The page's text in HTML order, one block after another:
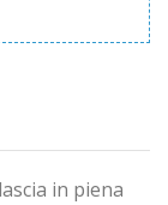
in piena